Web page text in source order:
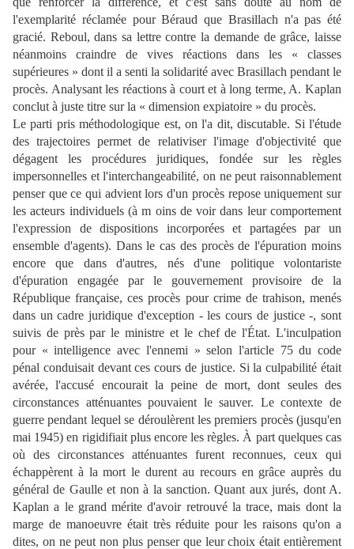
l'exemplarité réclamée pour Béraud que Brasillach n'a pas été
gracié. Reboul, dans sa lettre contre la demande de grâce, laisse
néanmoins craindre de vives réactions dans les « classes
supérieures » dont il a senti la solidarité avec Brasillach pendant le
procès. Analysant les réactions à court et à long terme, A. Kaplan
conclut à juste titre sur la « dimension expiatoire » du procès.
Le parti pris méthodologique est, on l'a dit, discutable. Si l'étude
des trajectoires permet de relativiser l'image d'objectivité que
dégagent les procédures juridiques, fondée sur les règles
impersonnelles et l'interchangeabilité, on ne peut raisonnablement
penser que ce qui advient lors d'un procès repose uniquement sur
les acteurs individuels (à m oins de voir dans leur comportement
l'expression de dispositions incorporées et partagées par un
ensemble d'agents). Dans le cas des procès de l'épuration moins
encore que dans d'autres, nés d'une politique volontariste
d'épuration engagée par le gouvernement provisoire de la
République française, ces procès pour crime de trahison, menés
dans un cadre juridique d'exception - les cours de justice -, sont
suivis de près par le ministre et le chef de l'État. L'inculpation
pour « intelligence avec l'ennemi » selon l'article 75 du code
pénal conduisait devant ces cours de justice. Si la culpabilité était
avérée, l'accusé encourait la peine de mort, dont seules des
circonstances atténuantes pouvaient le sauver. Le contexte de
guerre pendant lequel se déroulèrent les premiers procès (jusqu'en
mai 1945) en rigidifiait plus encore les règles. À part quelques cas
où des circonstances atténuantes furent reconnues, ceux qui
échappèrent à la mort le durent au recours en grâce auprès du
général de Gaulle et non à la sanction. Quant aux jurés, dont A.
Kaplan a le grand mérite d'avoir retrouvé la trace, mais dont la
marge de manoeuvre était très réduite pour les raisons qu'on a
dites, on ne peut non plus penser que leur choix était entièrement